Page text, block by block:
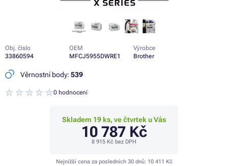
Obj. číslo
33860594
OEM
MFCJ5955DWRE1
Výrobce
Brother
Věrnostní body: 539
0 hodnocení
Skladem 19 ks, ve čtvrtek u Vás
10 787 Kč
8 915 Kč bez DPH
Nejnižší cena za posledních 30 dnů: 10 411 Kč